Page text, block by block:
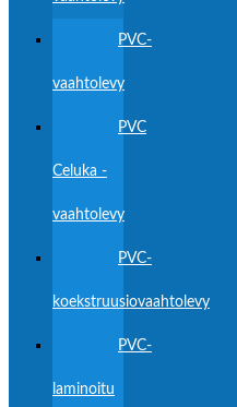
PVC-
vaahtolevy
PVC
Celuka -
vaahtolevy
PVC-
koekstruusiovaahtolevy
PVC-
laminoitu